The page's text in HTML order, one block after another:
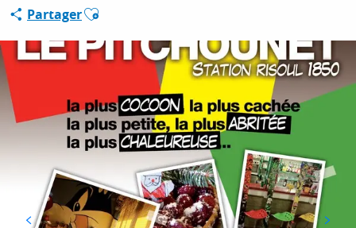
ESPACE PRO
PartagerAjouter aux favoris